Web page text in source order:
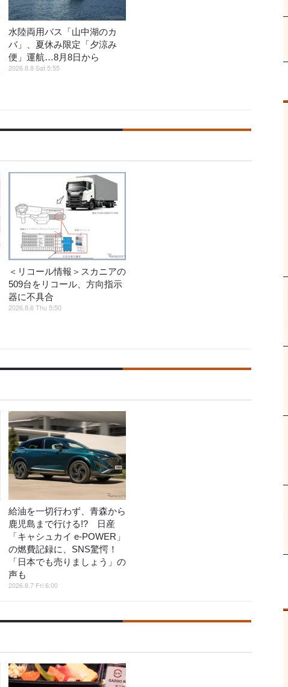
水陸両用バス「山中湖のカ
バ」、夏休み限定「夕涼み
便」運航…8月8日から
2026.8.8 Sat 5:55
＜リコール情報＞スカニアの
509台をリコール、方向指示
器に不具合
2026.8.6 Thu 5:50
給油を一切行わず、青森から
鹿児島まで行ける!? 日産
「キャシュカイ e-POWER」
の燃費記録に、SNS驚愕！
「日本でも売りましょう」の
声も
2026.8.7 Fri 6:00